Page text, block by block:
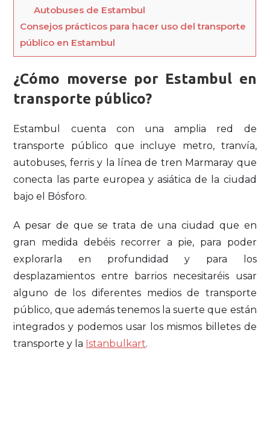
Autobuses de Estambul
Consejos prácticos para hacer uso del transporte
público en Estambul
¿Cómo moverse por Estambul en
transporte público?
Estambul cuenta con una amplia red de
transporte público que incluye metro, tranvía,
autobuses, ferris y la línea de tren Marmaray que
conecta las parte europea y asiática de la ciudad
bajo el Bósforo.
A pesar de que se trata de una ciudad que en
gran medida debéis recorrer a pie, para poder
explorarla en profundidad y para los
desplazamientos entre barrios necesitaréis usar
alguno de los diferentes medios de transporte
público, que además tenemos la suerte que están
integrados y podemos usar los mismos billetes de
transporte y la Istanbulkart.